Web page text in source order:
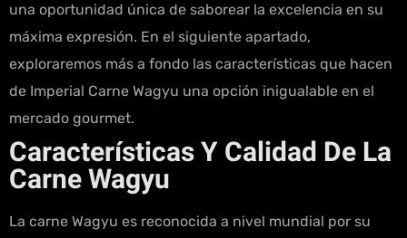
una oportunidad única de saborear la excelencia en su
máxima expresión. En el siguiente apartado,
exploraremos más a fondo las características que hacen
de Imperial Carne Wagyu una opción inigualable en el
mercado gourmet.
Características Y Calidad De La
Carne Wagyu
La carne Wagyu es reconocida a nivel mundial por su